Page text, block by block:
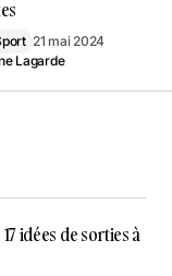
21 mai 2024
Lagarde
idées de sorties à